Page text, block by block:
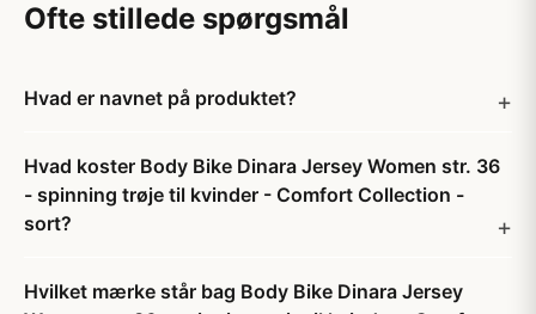
Ofte stillede spørgsmål
Hvad er navnet på produktet?
Hvad koster Body Bike Dinara Jersey Women str. 36
- spinning trøje til kvinder - Comfort Collection -
sort?
Hvilket mærke står bag Body Bike Dinara Jersey